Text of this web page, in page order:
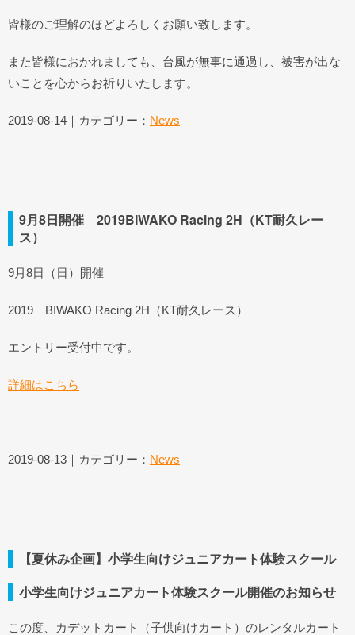
皆様のご理解のほどよろしくお願い致します。
また皆様におかれましても、台風が無事に通過し、被害が出な
いことを心からお祈りいたします。
2019-08-14｜カテゴリー： News
9月8日開催 2019BIWAKO Racing 2H（KT耐久レー
ス）
9月8日（日）開催
2019 BIWAKO Racing 2H（KT耐久レース）
エントリー受付中です。
詳細はこちら
2019-08-13｜カテゴリー： News
【夏休み企画】小学生向けジュニアカート体験スクール
小学生向けジュニアカート体験スクール開催のお知らせ
この度、カデットカート（子供向けカート）のレンタルカート